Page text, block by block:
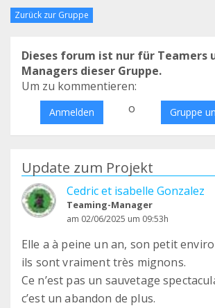
Zurück zur Gruppe
Dieses forum ist nur für Teamers
Managers dieser Gruppe.
Um zu kommentieren:
Anmelden o Gruppe
Update zum Projekt
Cedric et isabelle Gonzalez
Teaming-Manager
am 02/06/2025 um 09:53h
Elle a à peine un an, son petit
ils sont vraiment très mignons.
Ce n’est pas un sauvetage
c’est un abandon de plus.